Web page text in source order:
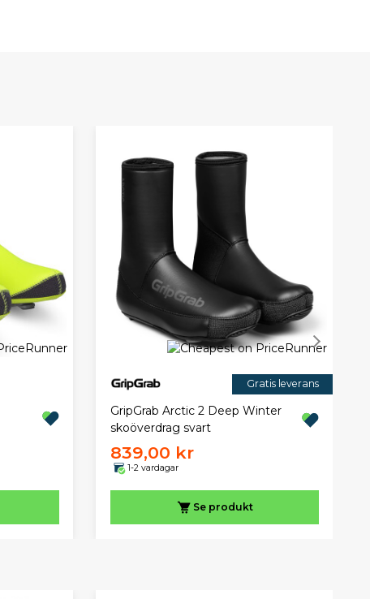
Gratis leverans
GripGrab Arctic 2 Deep Winter
skoöverdrag svart
839,00 kr
1-2 vardagar
Se produkt